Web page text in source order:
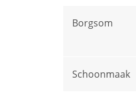
Borgsom
Schoonmaak